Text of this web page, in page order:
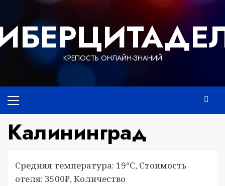
содержимому
КРЕПОСТЬ ОНЛАЙН-ЗНАНИЙ
меню
Калининград
Средняя температура: 19°C, Стоимость
отеля: 3500₽, Количество